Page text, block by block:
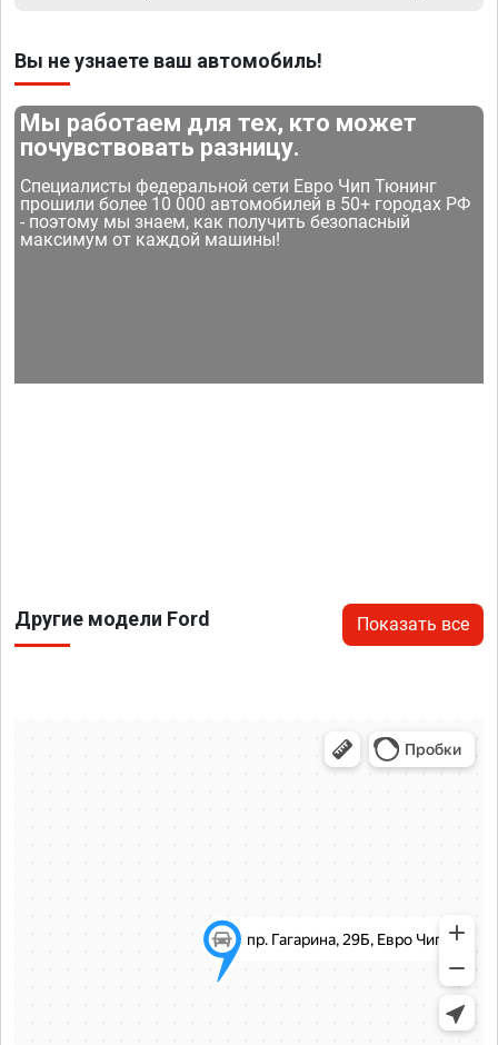
Вы не узнаете ваш автомобиль!
Мы работаем для тех, кто может
почувствовать разницу.
Специалисты федеральной сети Евро Чип Тюнинг
прошили более 10 000 автомобилей в 50+ городах РФ
- поэтому мы знаем, как получить безопасный
максимум от каждой машины!
Другие модели Ford Показать все